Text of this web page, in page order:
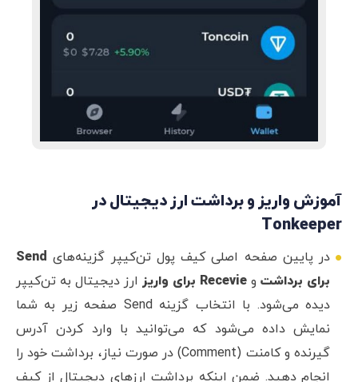
آموزش واریز و برداشت ارز دیجیتال در
Tonkeeper
در پایین صفحه اصلی کیف پول تن‌کیپر گزینه‌های Send
برای برداشت و Recevie برای واریز
ارز دیجیتال به تن‌کیپر
دیده می‌شود. با انتخاب گزینه Send صفحه زیر به شما
نمایش داده می‌شود که می‌توانید با وارد کردن آدرس
گیرنده و کامنت (Comment) در صورت نیاز، برداشت خود را
انجام دهید. ضمن اینکه برداشت ارزهای دیجیتال از کیف